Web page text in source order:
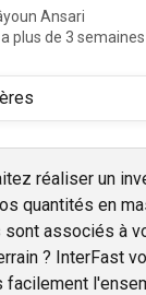
Ansari
plus de 3 semaines
réaliser un
quantités en
associés à
? InterFast
facilement